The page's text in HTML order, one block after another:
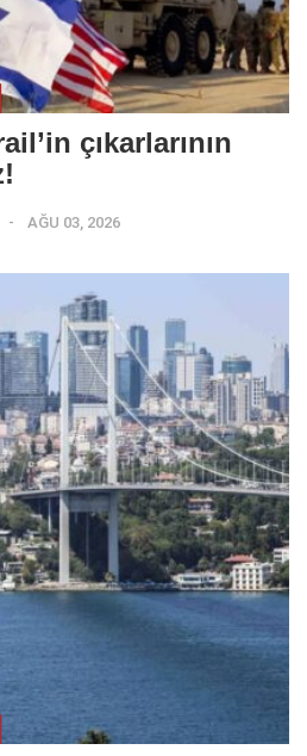
çıkarlarının
AĞU 03, 2026